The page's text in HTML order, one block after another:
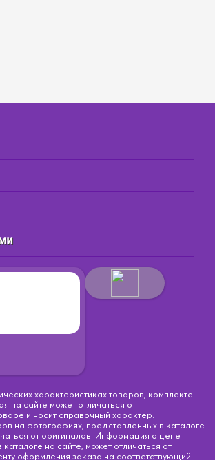
характеристиках товаров, комплекте
на сайте может отличаться от
и носит справочный характер.
на фотографиях, представленных в каталоге
от оригиналов. Информация о цене
на сайте, может отличаться от
оформления заказа на соответствующий